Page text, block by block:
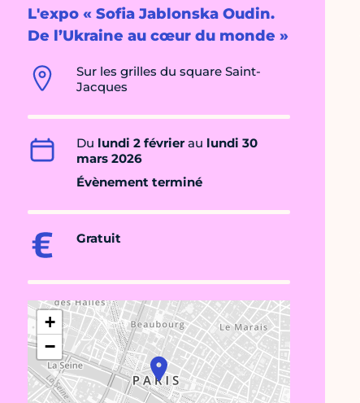
L'expo « Sofia Jablonska Oudin.
De l’Ukraine au cœur du monde »
Sur les grilles du square Saint-
Jacques
Du lundi 2 févrierau lundi 30
mars 2026
Évènement terminé
Gratuit
+
−